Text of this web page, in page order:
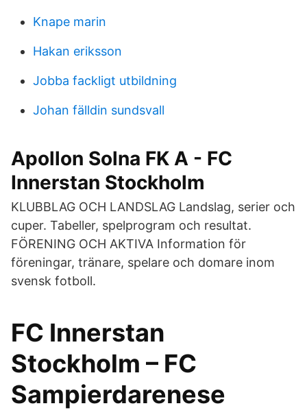
Knape marin
Hakan eriksson
Jobba fackligt utbildning
Johan fälldin sundsvall
Apollon Solna FK A - FC
Innerstan Stockholm
KLUBBLAG OCH LANDSLAG Landslag, serier och
cuper. Tabeller, spelprogram och resultat.
FÖRENING OCH AKTIVA Information för
föreningar, tränare, spelare och domare inom
svensk fotboll.
FC Innerstan
Stockholm – FC
Sampierdarenese